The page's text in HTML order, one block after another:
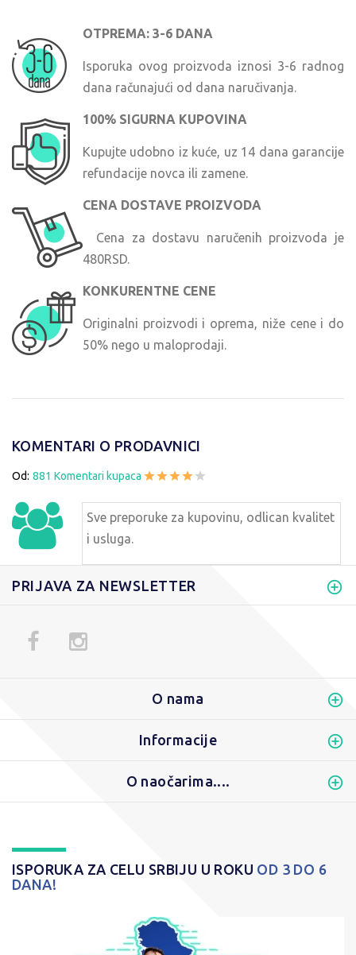
OTPREMA: 3-6 DANA
Isporuka ovog proizvoda iznosi 3-6 radnog
dana računajući od dana naručivanja.
100% SIGURNA KUPOVINA
Kupujte udobno iz kuće, uz 14 dana garancije
refundacije novca ili zamene.
CENA DOSTAVE PROIZVODA
Cena za dostavu naručenih proizvoda je
480RSD.
KONKURENTNE CENE
Originalni proizvodi i oprema, niže cene i do
50% nego u maloprodaji.
KOMENTARI O PRODAVNICI
Od: 881 Komentari kupaca
Sve preporuke za kupovinu, odlican kvalitet
i usluga.
PRIJAVA ZA NEWSLETTER
O nama
Informacije
O naočarima....
ISPORUKA ZA CELU SRBIJU U ROKU OD 3 DO 6
DANA!